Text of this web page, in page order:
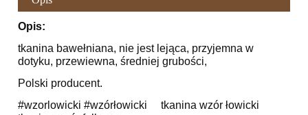
Opis:
tkanina bawełniana, nie jest lejąca, przyjemna w
dotyku, przewiewna, średniej grubości,
Polski producent.
#wzorlowicki #wzórłowicki tkanina wzór łowicki